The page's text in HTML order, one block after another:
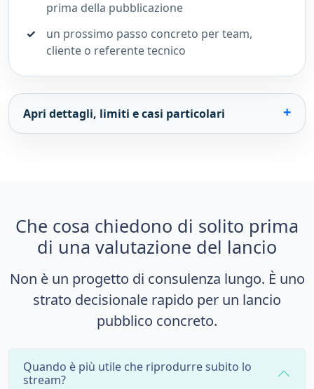
prima della pubblicazione
un prossimo passo concreto per team,
cliente o referente tecnico
Apri dettagli, limiti e casi particolari
Che cosa chiedono di solito prima
di una valutazione del lancio
Non è un progetto di consulenza lungo. È uno
strato decisionale rapido per un lancio
pubblico concreto.
Quando è più utile che riprodurre subito lo
stream?